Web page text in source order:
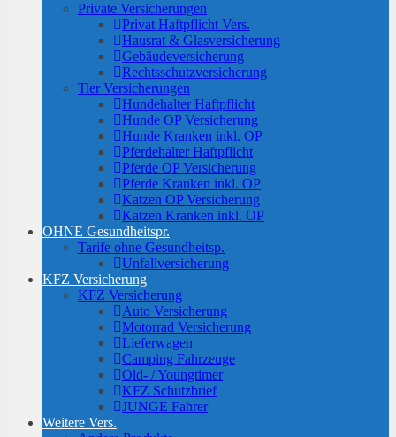
Private Versicherungen
Privat Haftpflicht Vers.
Hausrat & Glasversicherung
Gebäudeversicherung
Rechtsschutzversicherung
Tier Versicherungen
Hundehalter Haftpflicht
Hunde OP Versicherung
Hunde Kranken inkl. OP
Pferdehalter Haftpflicht
Pferde OP Versicherung
Pferde Kranken inkl. OP
Katzen OP Versicherung
Katzen Kranken inkl. OP
OHNE Gesundheitspr.
Tarife ohne Gesundheitsp.
Unfallversicherung
KFZ Versicherung
KFZ Versicherung
Auto Versicherung
Motorrad Versicherung
Lieferwagen
Camping Fahrzeuge
Old- / Youngtimer
KFZ Schutzbrief
JUNGE Fahrer
Weitere Vers.